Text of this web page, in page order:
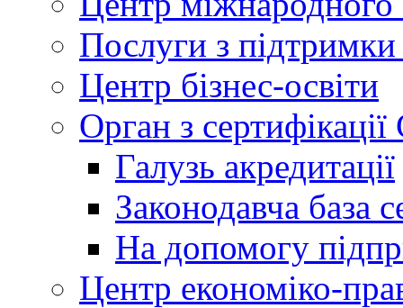
Послуги з підтримки
Центр бізнес-освіти
Орган з
Галузь акредитації
Законодавча база
На допомогу
Центр економіко-